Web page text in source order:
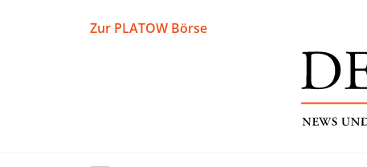
Zur PLATOW Börse